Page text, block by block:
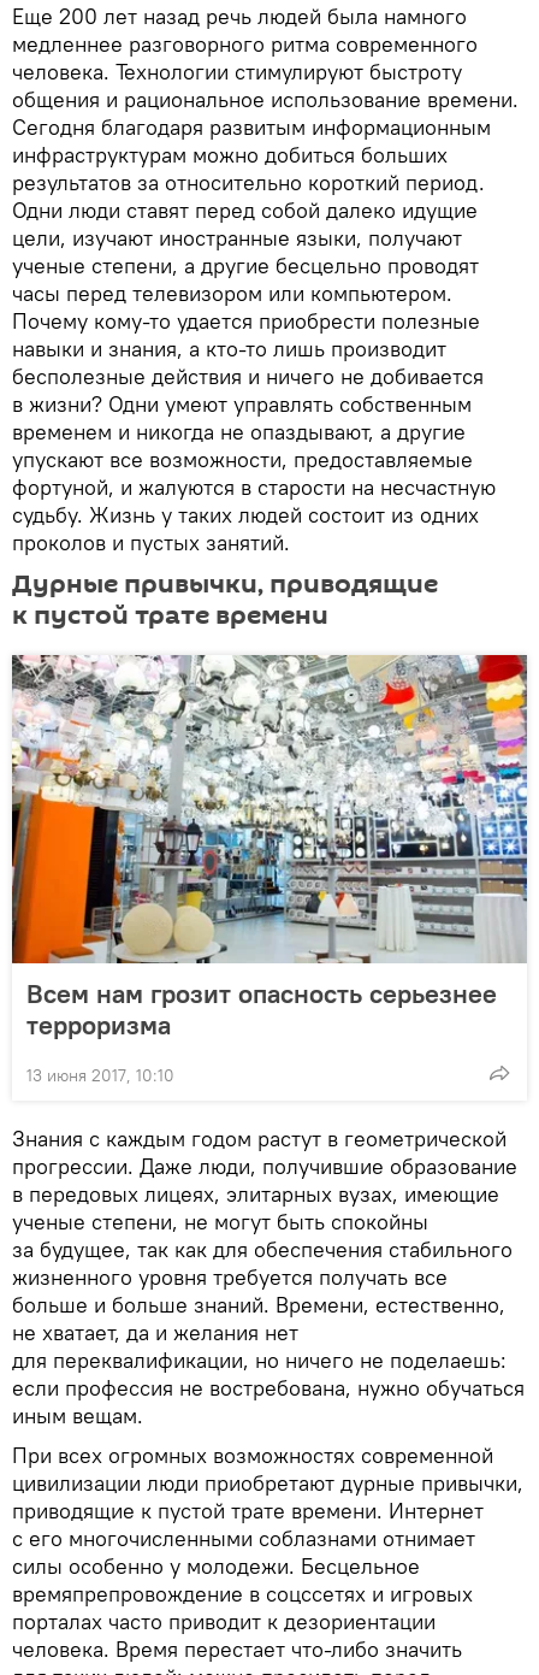
Еще 200 лет назад речь людей была намного
медленнее разговорного ритма современного
человека. Технологии стимулируют быстроту
общения и рациональное использование времени.
Сегодня благодаря развитым информационным
инфраструктурам можно добиться больших
результатов за относительно короткий период.
Одни люди ставят перед собой далеко идущие
цели, изучают иностранные языки, получают
ученые степени, а другие бесцельно проводят
часы перед телевизором или компьютером.
Почему кому-то удается приобрести полезные
навыки и знания, а кто-то лишь производит
бесполезные действия и ничего не добивается
в жизни? Одни умеют управлять собственным
временем и никогда не опаздывают, а другие
упускают все возможности, предоставляемые
фортуной, и жалуются в старости на несчастную
судьбу. Жизнь у таких людей состоит из одних
проколов и пустых занятий.
Дурные привычки, приводящие
к пустой трате времени
Всем нам грозит опасность серьезнее
терроризма
13 июня 2017, 10:10
Знания с каждым годом растут в геометрической
прогрессии. Даже люди, получившие образование
в передовых лицеях, элитарных вузах, имеющие
ученые степени, не могут быть спокойны
за будущее, так как для обеспечения стабильного
жизненного уровня требуется получать все
больше и больше знаний. Времени, естественно,
не хватает, да и желания нет
для переквалификации, но ничего не поделаешь:
если профессия не востребована, нужно обучаться
иным вещам.
При всех огромных возможностях современной
цивилизации люди приобретают дурные привычки,
приводящие к пустой трате времени. Интернет
с его многочисленными соблазнами отнимает
силы особенно у молодежи. Бесцельное
времяпрепровождение в соцссетях и игровых
порталах часто приводит к дезориентации
человека. Время перестает что-либо значить